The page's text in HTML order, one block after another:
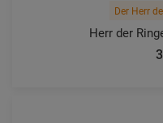
Der Herr
Herr der